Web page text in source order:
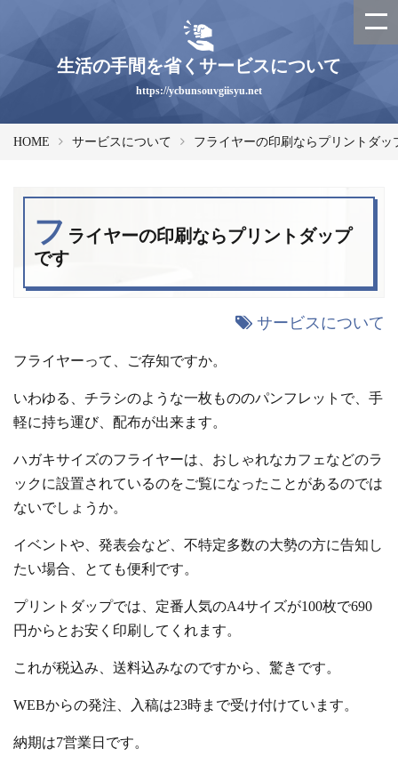
生活の手間を省くサービスについて
https://ycbunsouvgiisyu.net
HOME サービスについて フライヤーの印刷ならプリントダッ
フ ライヤーの印刷ならプリントダップ
です
サービスについて
フライヤーって、ご存知ですか。
いわゆる、チラシのような一枚もののパンフレットで、手
軽に持ち運び、配布が出来ます。
ハガキサイズのフライヤーは、おしゃれなカフェなどのラ
ックに設置されているのをご覧になったことがあるのでは
ないでしょうか。
イベントや、発表会など、不特定多数の大勢の方に告知し
たい場合、とても便利です。
プリントダップでは、定番人気のA4サイズが100枚で690
円からとお安く印刷してくれます。
これが税込み、送料込みなのですから、驚きです。
WEBからの発注、入稿は23時まで受け付けています。
納期は7営業日です。